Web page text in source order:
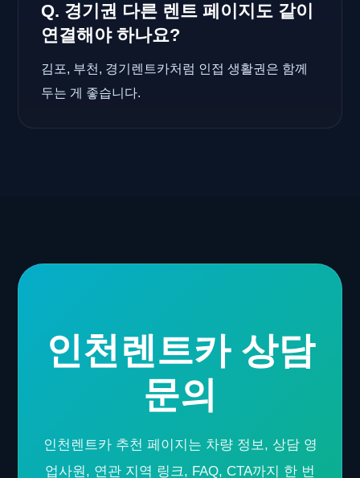
Q. 경기권 다른 렌트 페이지도 같이
연결해야 하나요?
김포, 부천, 경기렌트카처럼 인접 생활권은 함께
두는 게 좋습니다.
인천렌트카 상담
문의
인천렌트카 추천 페이지는 차량 정보, 상담 영
업사원, 연관 지역 링크, FAQ, CTA까지 한 번